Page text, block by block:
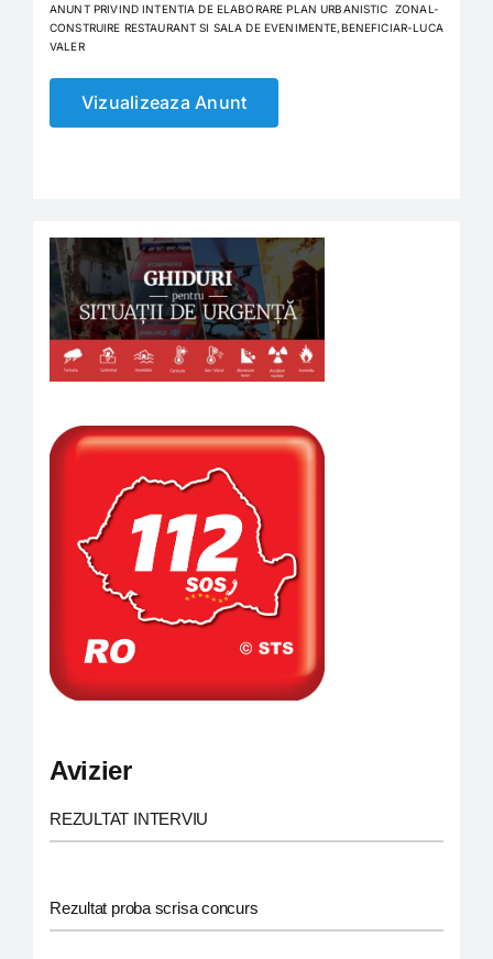
Program de funcționare și audiențe
Consiliul Local
Monitorul oficial local
ANUNT PRIVIND INTENTIA DE ELABORARE PLAN URBANISTIC ZONAL-
CONSTRUIRE RESTAURANT SI SALA DE EVENIMENTE,BENEFICIAR-LUCA
VALER
Vizualizeaza Anunt
Avizier
REZULTAT INTERVIU
Rezultat proba scrisa concurs